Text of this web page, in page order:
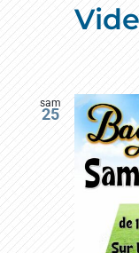
sam
25